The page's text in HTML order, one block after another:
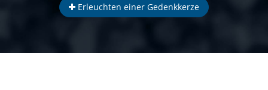
Erleuchten einer Gedenkkerze